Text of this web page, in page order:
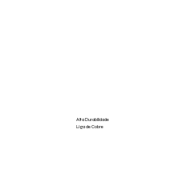
Alta Durabilidade
Liga de Cobre